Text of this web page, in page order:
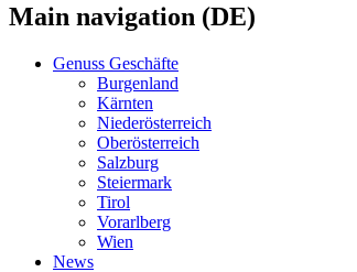
Main navigation (DE)
Genuss Geschäfte
Burgenland
Kärnten
Niederösterreich
Oberösterreich
Salzburg
Steiermark
Tirol
Vorarlberg
Wien
News